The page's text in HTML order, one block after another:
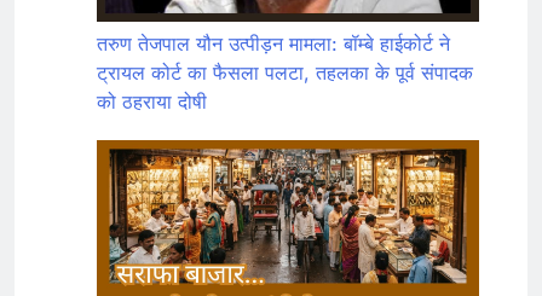
तरुण तेजपाल यौन उत्पीड़न मामला: बॉम्बे हाईकोर्ट ने
ट्रायल कोर्ट का फैसला पलटा, तहलका के पूर्व संपादक
को ठहराया दोषी